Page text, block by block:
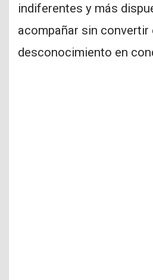
indiferentes y más
acompañar sin convertir
desconocimiento en